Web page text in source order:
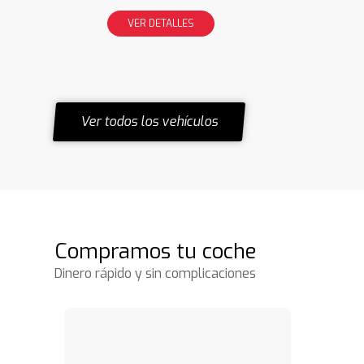
VER DETALLES
Ver todos los vehículos
Compramos tu coche
Dinero rápido y sin complicaciones